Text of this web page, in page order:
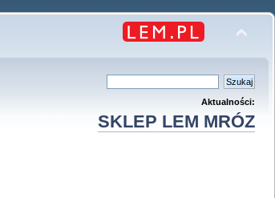
Aktualności:
SKLEP LEM MRÓZ